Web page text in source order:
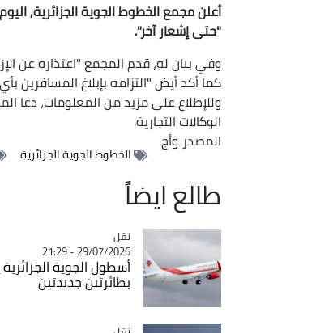
أعلن مجمع الخطوط الجوية الجزائرية,
"حتى إشعار آخر".
وفي بيان له، قدم المجمع "اعتذاره عن
كما أكد أيض "التزامه بإبلاغ المسافرين
الوكالات التجارية.
المصدر وأج
الخطوط الجوية الجزائرية
طالع ايضاً
Catégorie
نقل
29/07/2026 - 21:29
أسطول الجوية الجزائرية
بطائرتين جديدتين